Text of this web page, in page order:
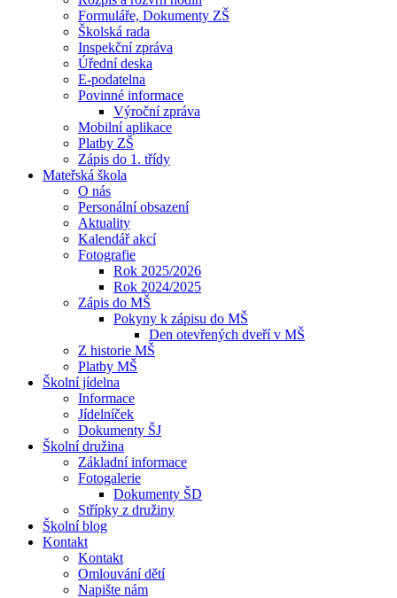
Formuláře, Dokumenty ZŠ
Školská rada
Inspekční zpráva
Úřední deska
E-podatelna
Povinné informace
Výroční zpráva
Mobilní aplikace
Platby ZŠ
Zápis do 1. třídy
Mateřská škola
O nás
Personální obsazení
Aktuality
Kalendář akcí
Fotografie
Rok 2025/2026
Rok 2024/2025
Zápis do MŠ
Pokyny k zápisu do MŠ
Den otevřených dveří v MŠ
Z historie MŠ
Platby MŠ
Školní jídelna
Informace
Jídelníček
Dokumenty ŠJ
Školní družina
Základní informace
Fotogalerie
Dokumenty ŠD
Střípky z družiny
Školní blog
Kontakt
Kontakt
Omlouvání dětí
Napište nám